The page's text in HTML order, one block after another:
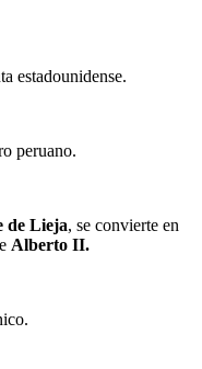
estadounidense.
peruano.
de Lieja, se convierte en
Alberto II.